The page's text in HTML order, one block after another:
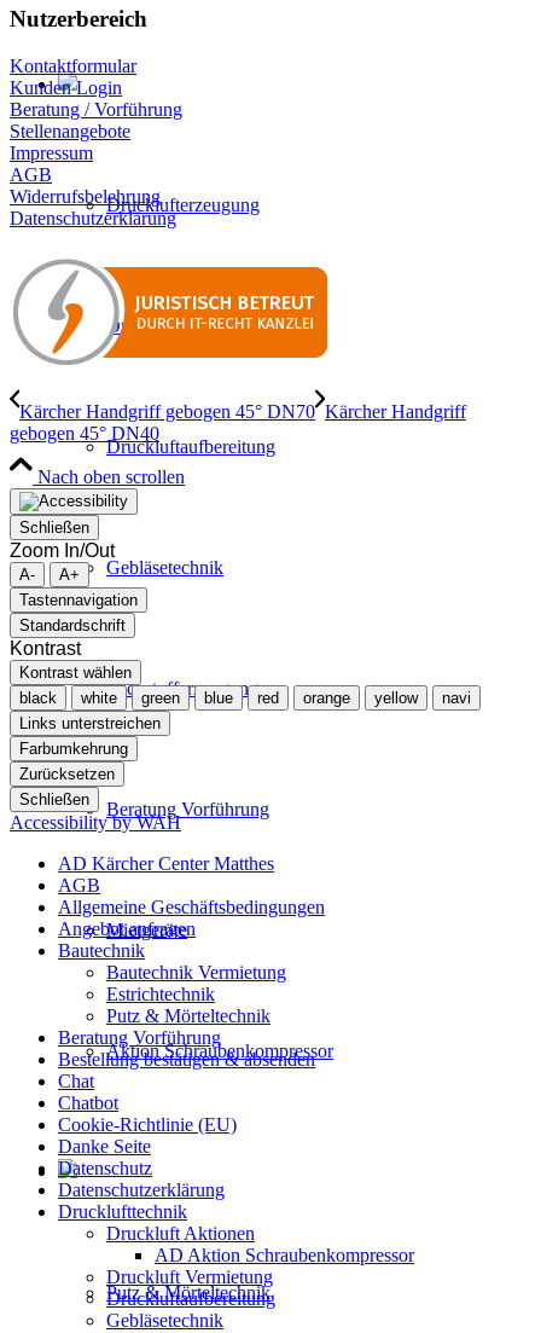
Drucklufterzeugung
Druckluftverteilung
Druckluftaufbereitung
Gebläsetechnik
Stickstofferzeugung
Beratung Vorführung
Mietgeräte
Aktion Schraubenkompressor
Putz & Mörteltechnik
Nutzerbereich
Kontaktformular
Kunden Login
Beratung / Vorführung
Stellenangebote
Impressum
AGB
Widerrufsbelehrung
Datenschutzerklärung
Kärcher Handgriff gebogen 45° DN70 Kärcher Handgriff
gebogen 45° DN40
Nach oben scrollen
Schließen
Zoom In/Out
A-
A+
Tastennavigation
Standardschrift
Kontrast
Kontrast wählen
black
white green blue red orange yellow
navi
Links unterstreichen
Farbumkehrung
Zurücksetzen
Schließen
Accessibility by WAH
AD Kärcher Center Matthes
AGB
Allgemeine Geschäftsbedingungen
Angebot anfragen
Bautechnik
Bautechnik Vermietung
Estrichtechnik
Putz & Mörteltechnik
Beratung Vorführung
Bestellung bestätigen & absenden
Chat
Chatbot
Cookie-Richtlinie (EU)
Danke Seite
Datenschutz
Datenschutzerklärung
Drucklufttechnik
Druckluft Aktionen
AD Aktion Schraubenkompressor
Druckluft Vermietung
Druckluftaufbereitung
Gebläsetechnik